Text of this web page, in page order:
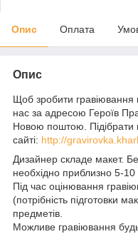
Опис Оплата
Опис
Щоб зробити гравіювання
нас за адресою Героїв
Новою поштою.
сайті: http://
Дизайнер складе макет.
необхідно приблизно 5-10
Під час оцінювання
(потрібність підготовки
предметів.
Можливе гравіювання